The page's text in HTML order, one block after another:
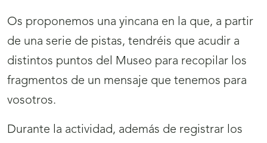
Os proponemos una yincana en la que, a partir
de una serie de pistas, tendréis que acudir a
distintos puntos del Museo para recopilar los
fragmentos de un mensaje que tenemos para
vosotros.
Durante la actividad, además de registrar los